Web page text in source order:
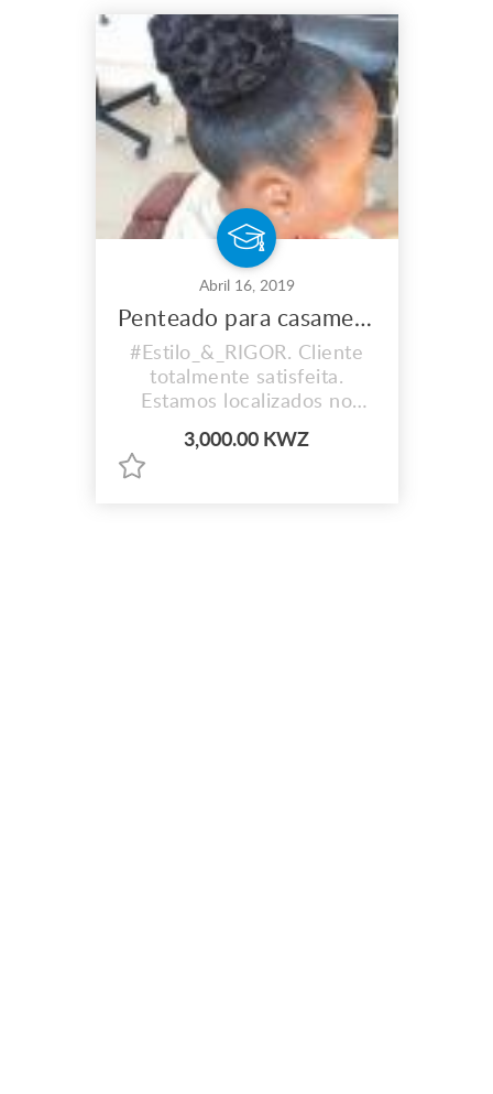
Abril 16, 2019
Penteado para casamento
#Estilo_&_RIGOR. Cliente
totalmente satisfeita.
Estamos localizados no
serviço, antes do triângulo.
Trabalhamos tambem ao
3,000.00 KWZ